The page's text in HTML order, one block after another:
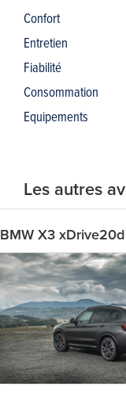
Confort
Entretien
Fiabilité
Consommation
Equipements
Les autres
BMW X3